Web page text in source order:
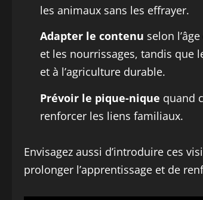
les animaux sans les effrayer.
Adapter le contenu selon
et les nourrissages, tandis que
et à l’agriculture durable.
Prévoir le pique-nique quand
renforcer les liens familiaux.
Envisagez aussi d’introduire ces
prolonger l’apprentissage et de